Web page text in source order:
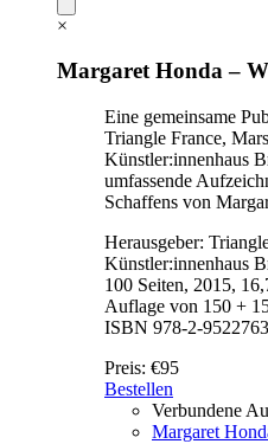
×
Margaret Honda –
Eine gemeinsame
Triangle France,
Künstler:innenhaus
umfassende
Schaffens von
Herausgeber:
Künstler:innenhaus
100 Seiten, 2015,
Auflage von 150 +
ISBN 978-2-9522763
Preis: €95
Bestellen
Verbundene
Margaret